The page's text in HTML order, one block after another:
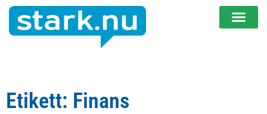
Etikett: Finans